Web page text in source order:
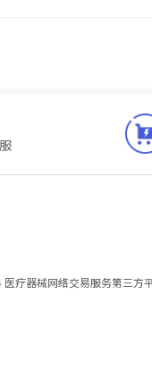
医疗器械网络交易服务第三方